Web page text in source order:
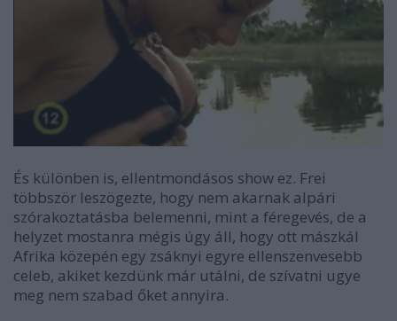
És különben is, ellentmondásos show ez. Frei
többször leszögezte, hogy nem akarnak alpári
szórakoztatásba belemenni, mint a féregevés, de a
helyzet mostanra mégis úgy áll, hogy ott mászkál
Afrika közepén egy zsáknyi egyre ellenszenvesebb
celeb, akiket kezdünk már utálni, de szívatni ugye
meg nem szabad őket annyira.